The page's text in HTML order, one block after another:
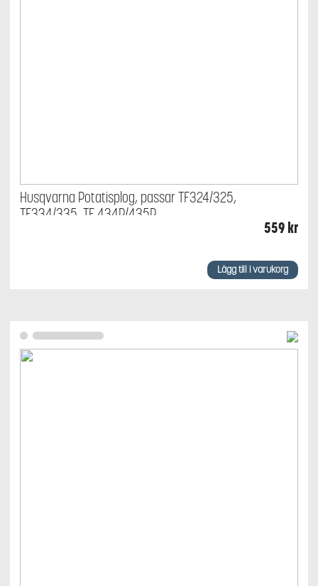
Husqvarna Potatisplog, passar TF324/325,
TF334/335, TF 434P/435P
559kr
Lägg till i varukorg